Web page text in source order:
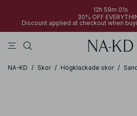
12h 59m 01s
30% OFF
Discount applied at checkout when
NA-KD / Skor / Högklackade skor /